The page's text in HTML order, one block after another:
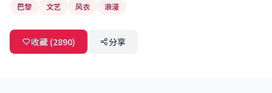
巴黎
文艺 风衣 浪漫
收藏 (2890) 分享